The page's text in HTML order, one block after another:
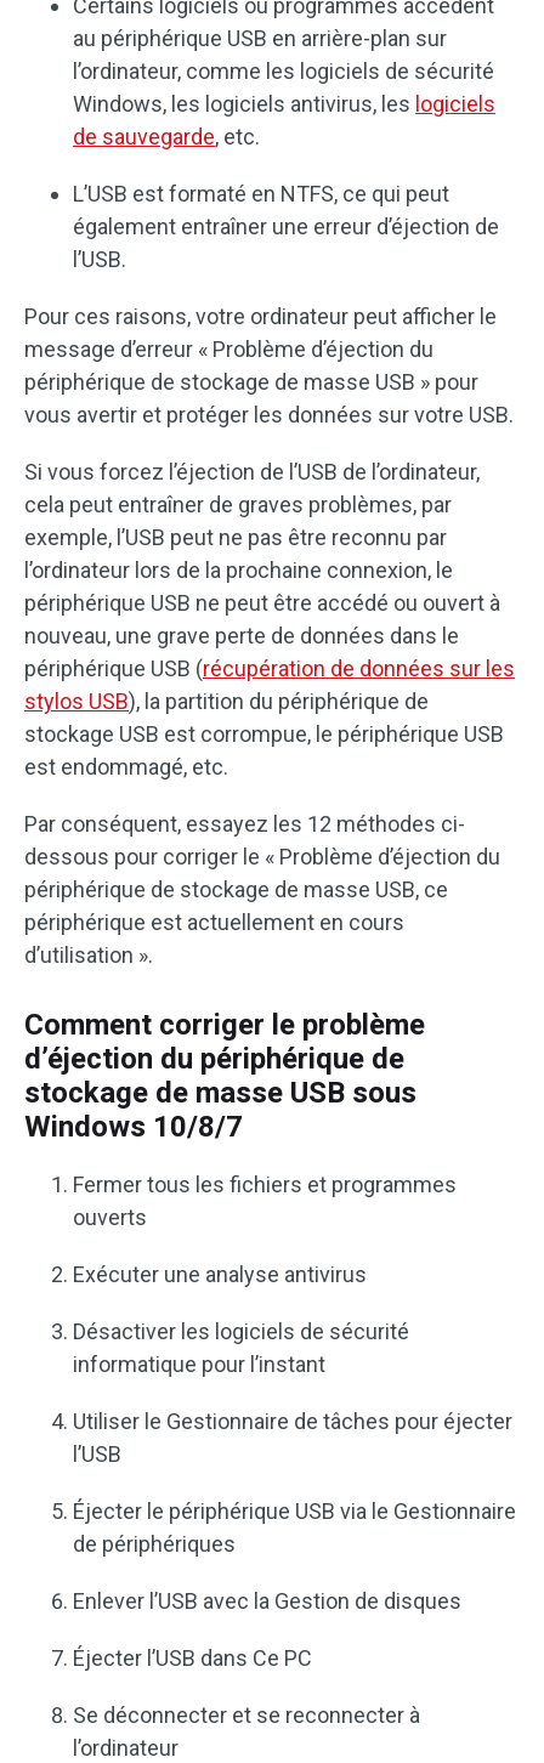
Certains logiciels ou programmes accèdent
au périphérique USB en arrière-plan sur
l’ordinateur, comme les logiciels de sécurité
Windows, les logiciels antivirus, les logiciels
de sauvegarde, etc.
L’USB est formaté en NTFS, ce qui peut
également entraîner une erreur d’éjection de
l’USB.
Pour ces raisons, votre ordinateur peut afficher le
message d’erreur « Problème d’éjection du
périphérique de stockage de masse USB » pour
vous avertir et protéger les données sur votre USB.
Si vous forcez l’éjection de l’USB de l’ordinateur,
cela peut entraîner de graves problèmes, par
exemple, l’USB peut ne pas être reconnu par
l’ordinateur lors de la prochaine connexion, le
périphérique USB ne peut être accédé ou ouvert à
nouveau, une grave perte de données dans le
périphérique USB (récupération de données sur les
stylos USB), la partition du périphérique de
stockage USB est corrompue, le périphérique USB
est endommagé, etc.
Par conséquent, essayez les 12 méthodes ci-
dessous pour corriger le « Problème d’éjection du
périphérique de stockage de masse USB, ce
périphérique est actuellement en cours
d’utilisation ».
Comment corriger le problème
d’éjection du périphérique de
stockage de masse USB sous
Windows 10/8/7
Fermer tous les fichiers et programmes
ouverts
Exécuter une analyse antivirus
Désactiver les logiciels de sécurité
informatique pour l’instant
Utiliser le Gestionnaire de tâches pour éjecter
l’USB
Éjecter le périphérique USB via le Gestionnaire
de périphériques
Enlever l’USB avec la Gestion de disques
Éjecter l’USB dans Ce PC
Se déconnecter et se reconnecter à
l’ordinateur